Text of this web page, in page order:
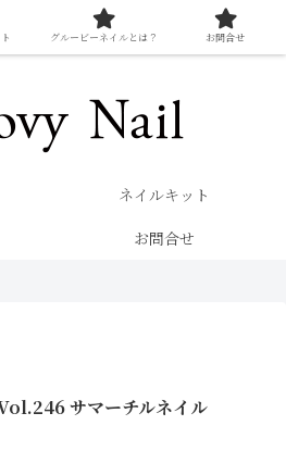
ネイルキット
お問合せ
サマーチルネイル
グルービーネイルとは？ お問合せ